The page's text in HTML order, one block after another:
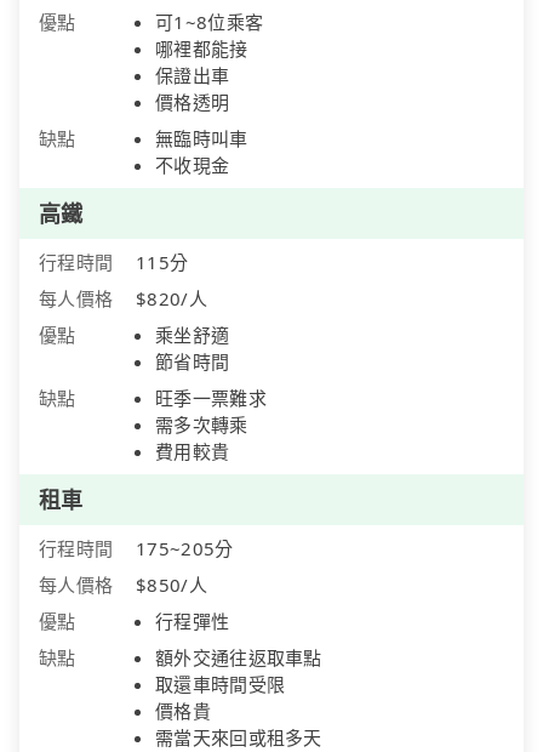
優點
可1~8位乘客
哪裡都能接
保證出車
價格透明
缺點
無臨時叫車
不收現金
高鐵
行程時間
115分
每人價格
$820/人
優點
乘坐舒適
節省時間
缺點
旺季一票難求
需多次轉乘
費用較貴
租車
行程時間
175~205分
每人價格
$850/人
優點
行程彈性
缺點
額外交通往返取車點
取還車時間受限
價格貴
需當天來回或租多天